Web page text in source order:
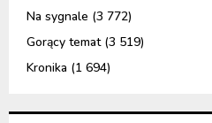
Na sygnale (3 772)
Gorący temat(3 519)
Kronika (1 694)